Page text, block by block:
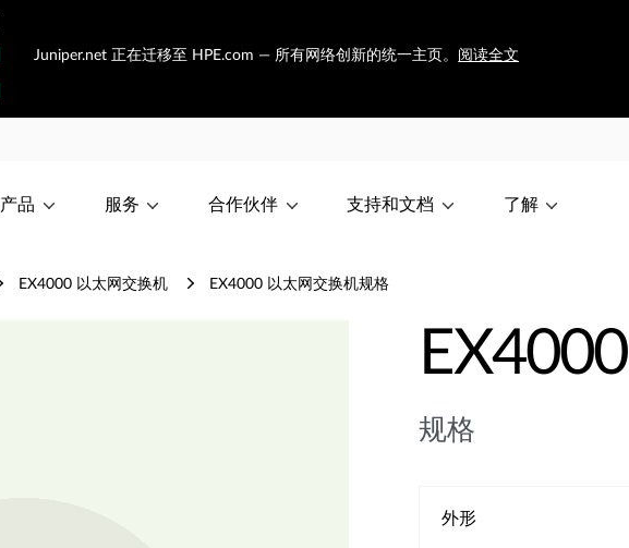
Juniper.net 正在迁移至 HPE.com — 所有网络创新的统一主页。 阅读全文
产品 服务 合作伙伴 支持和文档 了解
EX4000 以太网交换机 EX4000 以太网交换机规格
EX4000
规格
外形